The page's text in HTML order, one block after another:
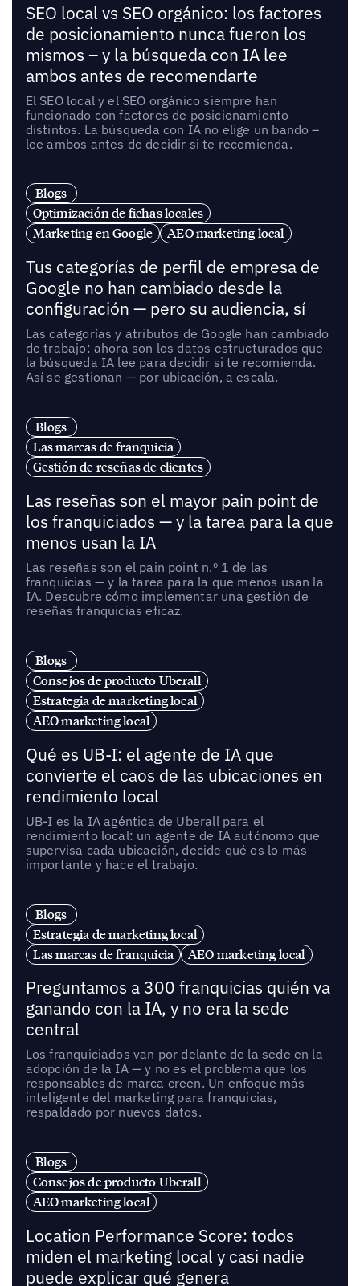
SEO local vs SEO orgánico: los factores
de posicionamiento nunca fueron los
mismos – y la búsqueda con IA lee
ambos antes de recomendarte
El SEO local y el SEO orgánico siempre han
funcionado con factores de posicionamiento
distintos. La búsqueda con IA no elige un bando –
lee ambos antes de decidir si te recomienda.
Blogs
Optimización de fichas locales
Marketing en Google
AEO marketing local
Tus categorías de perfil de empresa de
Google no han cambiado desde la
configuración — pero su audiencia, sí
Las categorías y atributos de Google han cambiado
de trabajo: ahora son los datos estructurados que
la búsqueda IA lee para decidir si te recomienda.
Así se gestionan — por ubicación, a escala.
Blogs
Las marcas de franquicia
Gestión de reseñas de clientes
Las reseñas son el mayor pain point de
los franquiciados — y la tarea para la que
menos usan la IA
Las reseñas son el pain point n.º 1 de las
franquicias — y la tarea para la que menos usan la
IA. Descubre cómo implementar una gestión de
reseñas franquicias eficaz.
Blogs
Consejos de producto Uberall
Estrategia de marketing local
AEO marketing local
Qué es UB-I: el agente de IA que
convierte el caos de las ubicaciones en
rendimiento local
UB-I es la IA agéntica de Uberall para el
rendimiento local: un agente de IA autónomo que
supervisa cada ubicación, decide qué es lo más
importante y hace el trabajo.
Blogs
Estrategia de marketing local
Las marcas de franquicia
AEO marketing local
Preguntamos a 300 franquicias quién va
ganando con la IA, y no era la sede
central
Los franquiciados van por delante de la sede en la
adopción de la IA — y no es el problema que los
responsables de marca creen. Un enfoque más
inteligente del marketing para franquicias,
respaldado por nuevos datos.
Blogs
Consejos de producto Uberall
AEO marketing local
Location Performance Score: todos
miden el marketing local y casi nadie
puede explicar qué genera